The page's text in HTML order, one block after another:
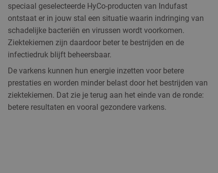
speciaal geselecteerde HyCo-producten van Indufast
ontstaat er in jouw stal een situatie waarin indringing van
schadelijke bacteriën en virussen wordt voorkomen.
Ziektekiemen zijn daardoor beter te bestrijden en de
infectiedruk blijft beheersbaar.
De varkens kunnen hun energie inzetten voor betere
prestaties en worden minder belast door het bestrijden van
ziektekiemen. Dat zie je terug aan het einde van de ronde:
betere resultaten en vooral gezondere varkens.